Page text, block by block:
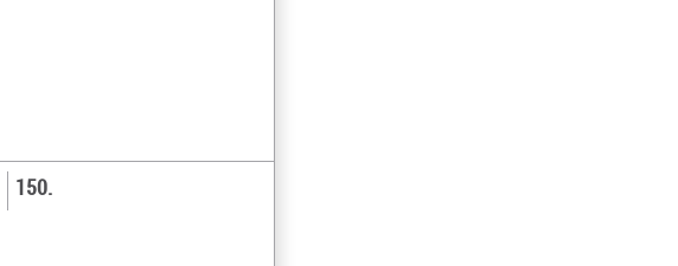
150.